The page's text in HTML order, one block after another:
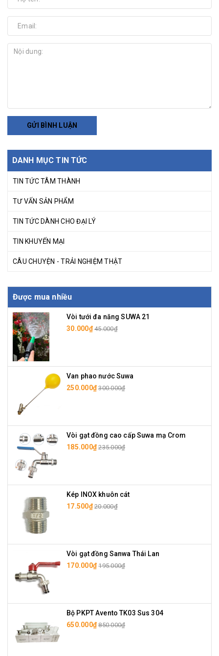
GỬI BÌNH LUẬN
DANH MỤC TIN TỨC
TIN TỨC TÂM THÀNH
TƯ VẤN SẢN PHẨM
TIN TỨC DÀNH CHO ĐẠI LÝ
TIN KHUYẾN MẠI
CÂU CHUYỆN - TRẢI NGHIỆM THẬT
Được mua nhiều
Vòi tưới đa năng SUWA 21
30.000₫ 45.000₫
Van phao nước Suwa
250.000₫ 300.000₫
Vòi gạt đồng cao cấp Suwa mạ Crom
185.000₫ 235.000₫
Kép INOX khuôn cát
17.500₫ 20.000₫
Vòi gạt đồng Sanwa Thái Lan
170.000₫ 195.000₫
Bộ PKPT Avento TK03 Sus 304
650.000₫ 850.000₫